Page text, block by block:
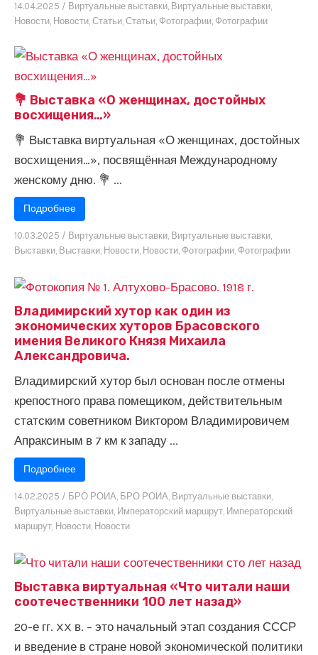
14.04.2025 / Виртуальные выставки, Виртуальные выставки,
Новости, Новости, Статьи, Статьи, Фотографии, Фотографии
💐 Выставка «О женщинах, достойных
восхищения…»
💐 Выставка виртуальная «О женщинах, достойных
восхищения…», посвящённая Международному
женскому дню. 💐 ...
Подробнее
10.03.2025 / Виртуальные выставки, Виртуальные выставки,
Выставки, Выставки, Новости, Новости, Фотографии, Фотографии
Владимирский хутор как один из
экономических хуторов Брасовского
имения Великого Князя Михаила
Александровича.
Владимирский хутор был основан после отмены
крепостного права помещиком, действительным
статским советником Виктором Владимировичем
Апраксиным в 7 км к западу ...
Подробнее
14.02.2025 / БРО РОИА, БРО РОИА, Виртуальные выставки,
Виртуальные выставки, Императорский маршрут, Императорский
маршрут, Новости, Новости
Выставка виртуальная «Что читали наши
соотечественники 100 лет назад»
20-е гг. XX в. – это начальный этап создания СССР
и введение в стране новой экономической политики